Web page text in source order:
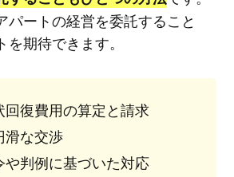
パートの経営を委託すること
期待できます。
回復費用の算定と請求
滑な交渉
や判例に基づいた対応